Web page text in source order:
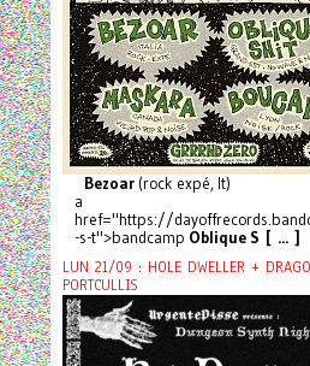
Bezoar(rock expé, It)
a
href="https://
-s-t">bandcamp Oblique S [ ... ]
LUN 21/09 : HOLE DWELLER +
PORTCULLIS